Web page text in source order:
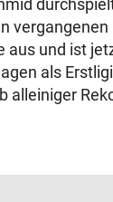
aus und ist
als
alleiniger